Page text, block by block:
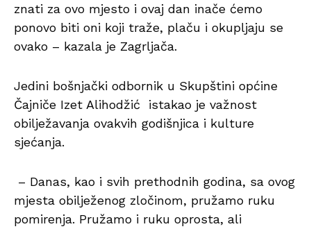
znati za ovo mjesto i ovaj dan inače ćemo
ponovo biti oni koji traže, plaču i okupljaju se
ovako – kazala je Zagrljača.
Jedini bošnjački odbornik u Skupštini općine
Čajniče Izet Alihodžić istakao je važnost
obilježavanja ovakvih godišnjica i kulture
sjećanja.
– Danas, kao i svih prethodnih godina, sa ovog
mjesta obilježenog zločinom, pružamo ruku
pomirenja. Pružamo i ruku oprosta, ali